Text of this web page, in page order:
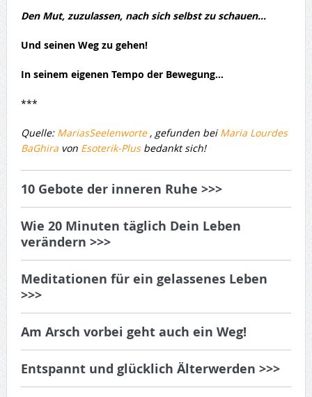
Den Mut, zuzulassen, nach sich selbst zu schauen…
Und seinen Weg zu gehen!
In seinem eigenen Tempo der Bewegung…
***
Quelle: MariasSeelenworte , gefunden bei Maria Lourdes
BaGhira von Esoterik-Plus bedankt sich!
10 Gebote der inneren Ruhe >>>
Wie 20 Minuten täglich Dein Leben
verändern >>>
Meditationen für ein gelassenes Leben
>>>
Am Arsch vorbei geht auch ein Weg!
Entspannt und glücklich Älterwerden >>>